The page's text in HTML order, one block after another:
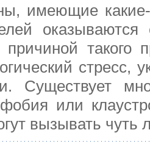
имеющие какие-
такого
Существует
или
вызывать чуть